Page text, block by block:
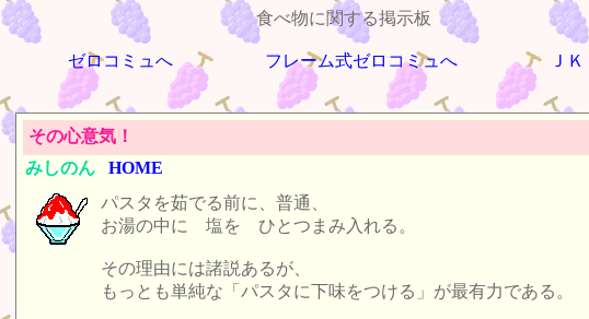
食べ物に関する掲示板
ゼロコミュへ フレーム式ゼロコミュへ Ｊ
その心意気！
みしのん
HOME
パスタを茹でる前に、普通、
お湯の中に 塩を ひとつまみ入れる。
その理由には諸説あるが、
もっとも単純な「パスタに下味をつける」が最有力である。